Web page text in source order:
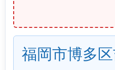
福岡市博多